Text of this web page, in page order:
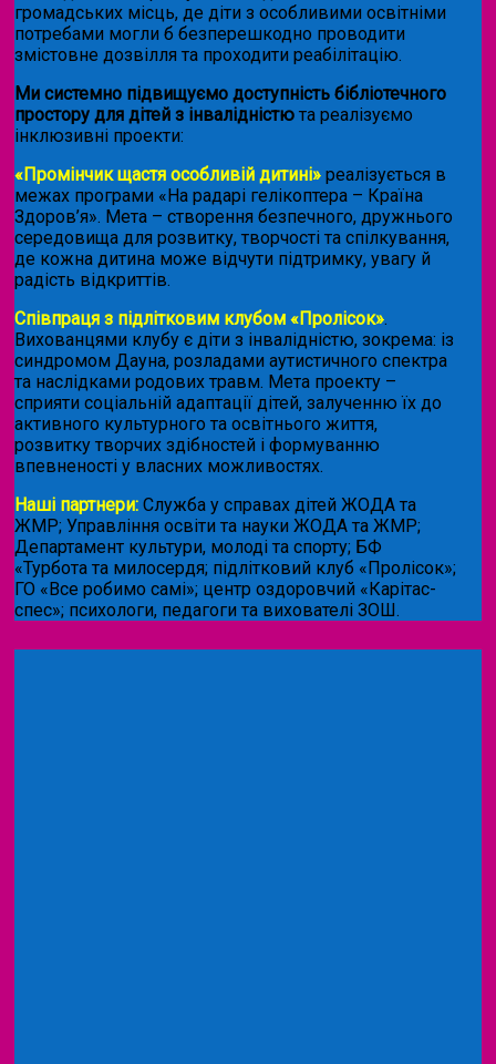
громадських місць, де діти з особливими освітніми
потребами могли б безперешкодно проводити
змістовне дозвілля та проходити реабілітацію.
Ми системно підвищуємо доступність бібліотечного
простору для дітей з інвалідністю та реалізуємо
інклюзивні проекти:
«Промінчик щастя особливій дитині» реалізується в
межах програми «На радарі гелікоптера – Країна
Здоров’я». Мета – створення безпечного, дружнього
середовища для розвитку, творчості та спілкування,
де кожна дитина може відчути підтримку, увагу й
радість відкриттів.
Співпраця з підлітковим клубом «Пролісок».
Вихованцями клубу є діти з інвалідністю, зокрема: із
синдромом Дауна, розладами аутистичного спектра
та наслідками родових травм. Мета проекту –
сприяти соціальній адаптації дітей, залученню їх до
активного культурного та освітнього життя,
розвитку творчих здібностей і формуванню
впевненості у власних можливостях.
Наші партнери: Служба у справах дітей ЖОДА та
ЖМР; Управління освіти та науки ЖОДА та ЖМР;
Департамент культури, молоді та спорту; БФ
«Турбота та милосердя; підлітковий клуб «Пролісок»;
ГО «Все робимо самі»; центр оздоровчий «Карітас-
спес»; психологи, педагоги та вихователі ЗОШ.